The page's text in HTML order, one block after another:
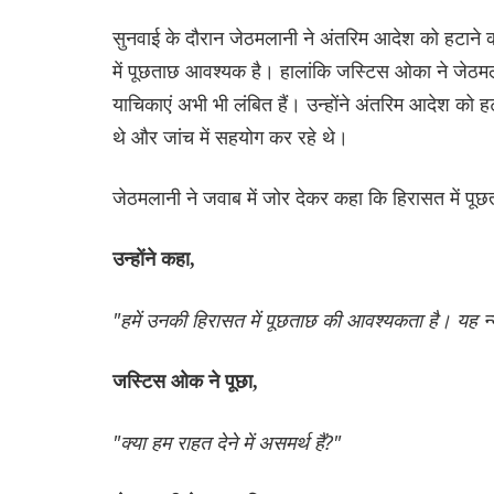
सुनवाई के दौरान जेठमलानी ने अंतरिम आदेश को हटाने
में पूछताछ आवश्यक है। हालांकि जस्टिस ओका ने
याचिकाएं अभी भी लंबित हैं। उन्होंने अंतरिम आदेश को
थे और जांच में सहयोग कर रहे थे।
जेठमलानी ने जवाब में जोर देकर कहा कि हिरासत में
उन्होंने कहा,
"हमें उनकी हिरासत में पूछताछ की आवश्यकता है। यह
जस्टिस ओक ने पूछा,
"क्या हम राहत देने में असमर्थ हैं?"